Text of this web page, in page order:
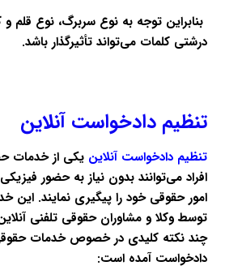
بنابراین توجه به نوع سربرگ، نوع قلم
درشتی کلمات می‌تواند تأثیرگذار باشد.
تنظیم دادخواست آنلاین
تنظیم دادخواست آنلاینیکی از خدمات
افراد می‌توانند بدون نیاز به حضور فیزیکی
امور حقوقی خود را پیگیری نمایند. این
توسط وکلا و مشاوران حقوقی تلفنی
چند نکته کلیدی در خصوص خدمات
دادخواست آمده است: